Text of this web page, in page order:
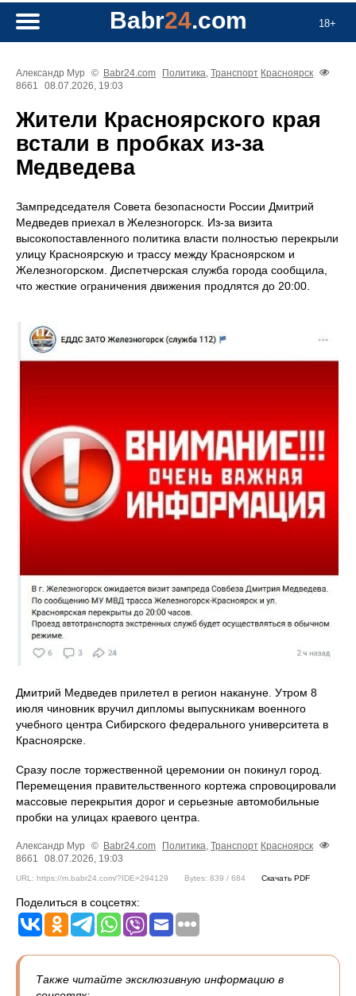
18+
Babr24.com
Александр Мур © Babr24.com Политика, Транспорт Красноярск
8661
08.07.2026, 19:03
Жители Красноярского края
встали в пробках из-за
Медведева
Зампредседателя Совета безопасности России Дмитрий
Медведев приехал в Железногорск. Из-за визита
высокопоставленного политика власти полностью перекрыли
улицу Красноярскую и трассу между Красноярском и
Железногорском. Диспетчерская служба города сообщила,
что жесткие ограничения движения продлятся до 20:00.
Дмитрий Медведев прилетел в регион накануне. Утром 8
июля чиновник вручил дипломы выпускникам военного
учебного центра Сибирского федерального университета в
Красноярске.
Сразу после торжественной церемонии он покинул город.
Перемещения правительственного кортежа спровоцировали
массовые перекрытия дорог и серьезные автомобильные
пробки на улицах краевого центра.
Александр Мур © Babr24.com Политика, Транспорт Красноярск
8661
08.07.2026, 19:03
URL: https://m.babr24.com/?IDE=294129 Bytes: 839 / 684 Скачать PDF
Поделиться в соцсетях:
Также читайте эксклюзивную информацию в